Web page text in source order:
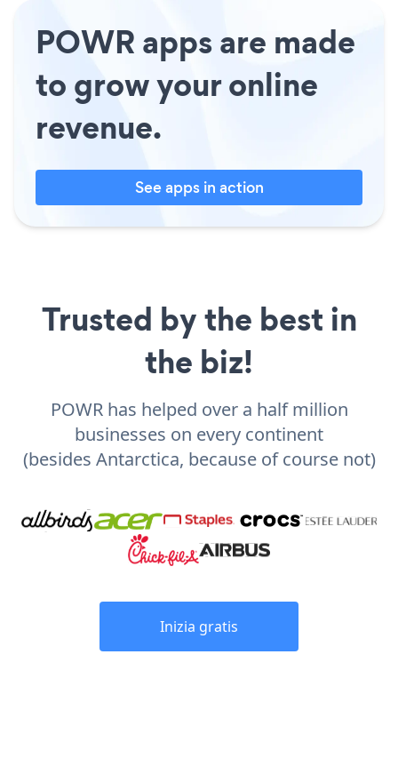
POWR apps are made
to grow your online
revenue.
See apps in action
Trusted by the best in
the biz!
POWR has helped over a half million
businesses on every continent
(besides Antarctica, because of course not)
Inizia gratis